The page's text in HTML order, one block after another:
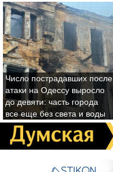
Число пострадавших после
атаки на Одессу выросло
до девяти: часть города
все еще без света и воды